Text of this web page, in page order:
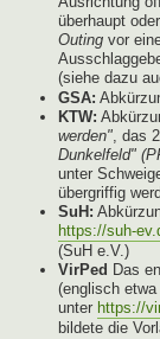
überhaupt
Outing vor
(siehe dazu
GSA:
KTW:
werden", das
Dunkelfeld"
unter
übergriffig
SuH:
https://suh-
(SuH e.V.)
VirPed Das
(englisch
unter https://
bildete die